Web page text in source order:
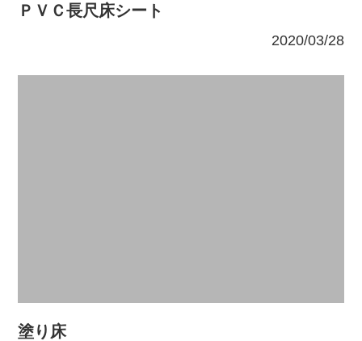
ＰＶＣ長尺床シート
2020/03/28
塗り床